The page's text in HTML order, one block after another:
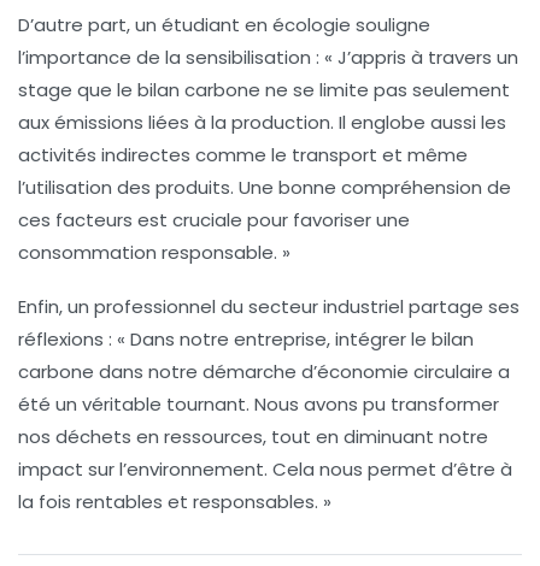
D’autre part, un étudiant en écologie souligne
l’importance de la sensibilisation : « J’appris à travers un
stage que le bilan carbone ne se limite pas seulement
aux émissions liées à la production. Il englobe aussi les
activités indirectes comme le transport et même
l’utilisation des produits. Une bonne compréhension de
ces facteurs est cruciale pour favoriser une
consommation responsable. »
Enfin, un professionnel du secteur industriel partage ses
réflexions : « Dans notre entreprise, intégrer le bilan
carbone dans notre démarche d’économie circulaire a
été un véritable tournant. Nous avons pu transformer
nos déchets en ressources, tout en diminuant notre
impact sur l’environnement. Cela nous permet d’être à
la fois rentables et responsables. »